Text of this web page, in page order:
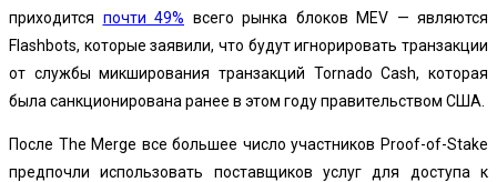
приходится почти 49% всего рынка блоков MEV — являются
Flashbots, которые заявили, что будут игнорировать транзакции
от службы микширования транзакций Tornado Cash, которая
была санкционирована ранее в этом году правительством США.
После The Merge все большее число участников Proof-of-Stake
предпочли использовать поставщиков услуг для доступа к